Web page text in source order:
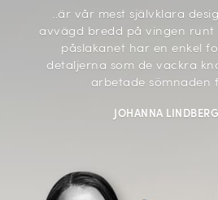
..är vår mest självklara
avvägd bredd på vingen
påslakanet har en enkel
detaljerna som de vackra
arbetade sömnaden
JOHANNA